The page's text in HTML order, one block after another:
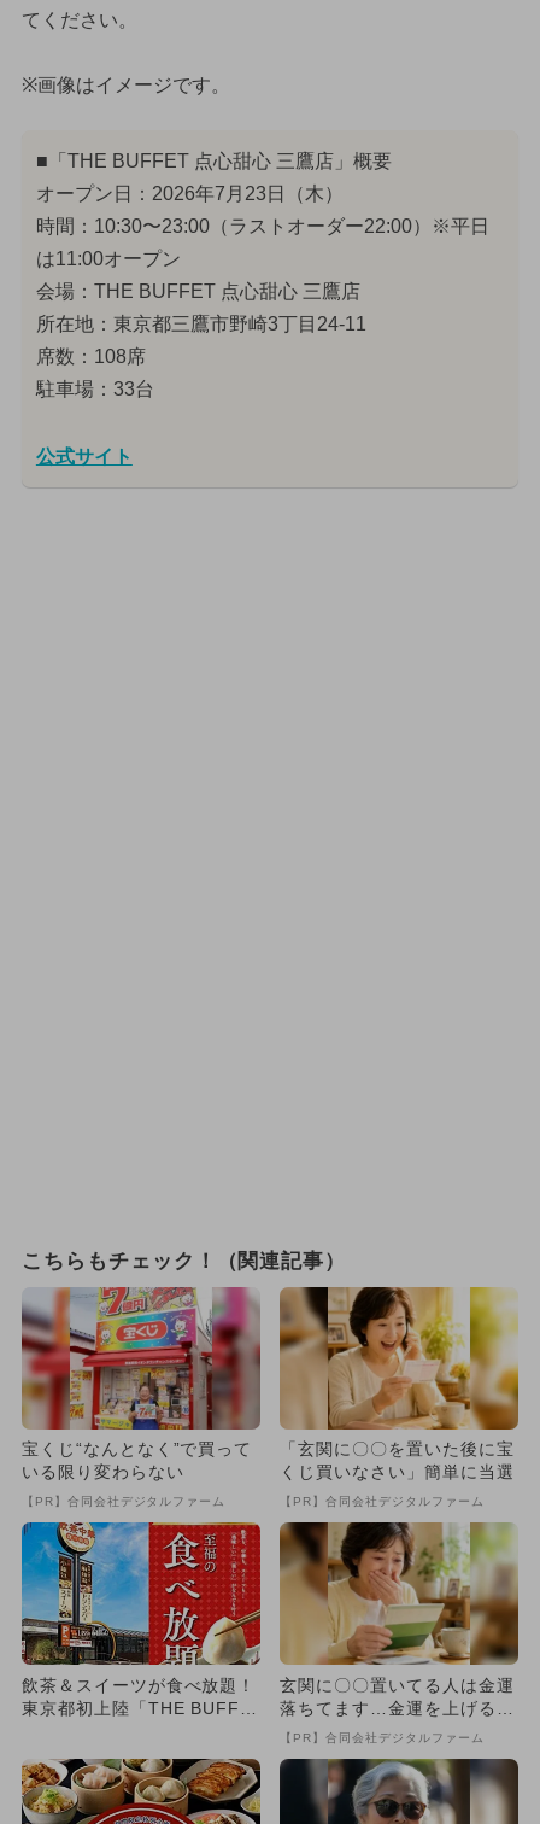
てください。
※画像はイメージです。
■「THE BUFFET 点心甜心 三鷹店」概要
オープン日：2026年7月23日（木）
時間：10:30〜23:00（ラストオーダー22:00）※平日
は11:00オープン
会場：THE BUFFET 点心甜心 三鷹店
所在地：東京都三鷹市野崎3丁目24-11
席数：108席
駐車場：33台
公式サイト
こちらもチェック！（関連記事）
宝くじ“なんとなく”で買って
いる限り変わらない
【PR】合同会社デジタルファーム
「玄関に〇〇を置いた後に宝
くじ買いなさい」簡単に当選
【PR】合同会社デジタルファーム
飲茶＆スイーツが食べ放題！
東京都初上陸「THE BUFFE
玄関に〇〇置いてる人は金運
落ちてます…金運を上げる方
法とは
【PR】合同会社デジタルファーム